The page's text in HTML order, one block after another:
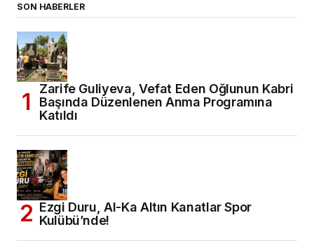
SON HABERLER
Zarife Guliyeva, Vefat Eden Oğlunun Kabri
Başında Düzenlenen Anma Programına
Katıldı
Ezgi Duru, Al-Ka Altın Kanatlar Spor
Kulübü’nde!